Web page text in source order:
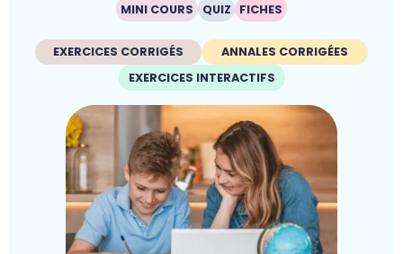
MINI COURS QUIZ FICHES
EXERCICES CORRIGÉS
ANNALES CORRIGÉES
EXERCICES INTERACTIFS